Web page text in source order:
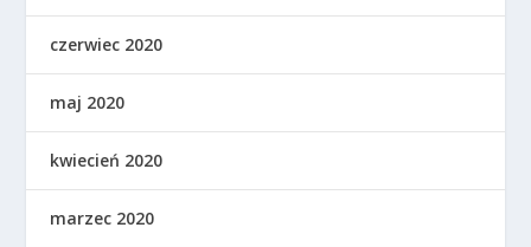
czerwiec 2020
maj 2020
kwiecień 2020
marzec 2020